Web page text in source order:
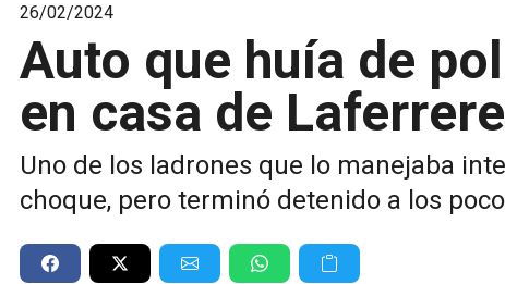
26/02/2024
Auto que huía de
en casa de Laferrere
Uno de los ladrones que lo manejaba
choque, pero terminó detenido a los